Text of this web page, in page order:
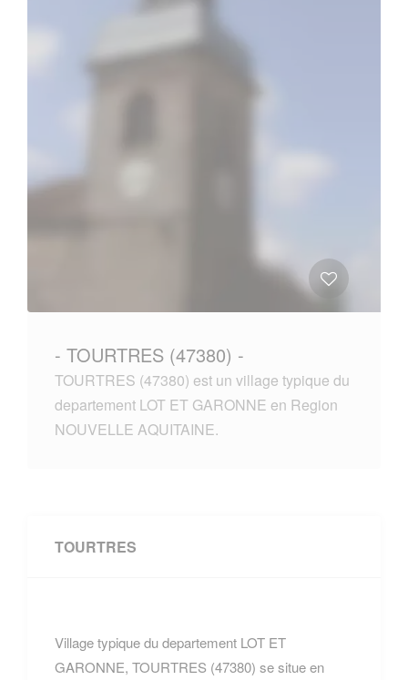
- TOURTRES (47380) -
TOURTRES (47380) est un village typique du
departement LOT ET GARONNE en Region
NOUVELLE AQUITAINE.
TOURTRES
Village typique du departement LOT ET
GARONNE, TOURTRES (47380) se situe en